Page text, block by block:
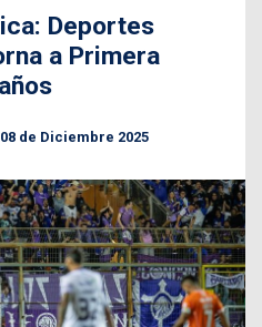
Deportes
a Primera
08 de Diciembre 2025